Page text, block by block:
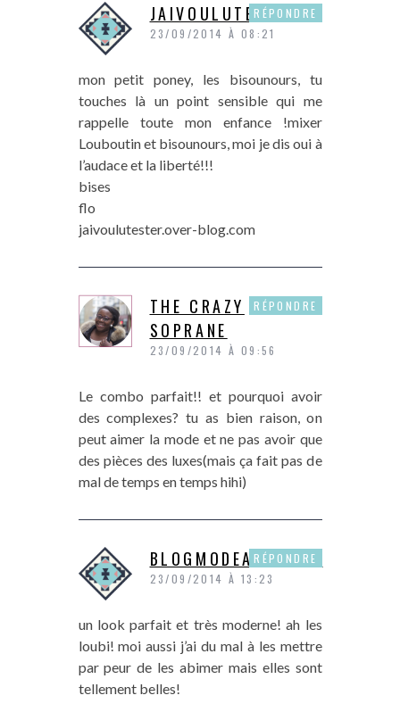
JAIVOULUTESTER
23/09/2014 À 08:21
mon petit poney, les bisounours, tu
touches là un point sensible qui me
rappelle toute mon enfance !mixer
Louboutin et bisounours, moi je dis oui à
l’audace et la liberté!!!
bises
flo
jaivoulutester.over-blog.com
RÉPONDRE
THE CRAZY
SOPRANE
23/09/2014 À 09:56
Le combo parfait!! et pourquoi avoir
des complexes? tu as bien raison, on
peut aimer la mode et ne pas avoir que
des pièces des luxes(mais ça fait pas de
mal de temps en temps hihi)
RÉPONDRE
BLOGMODEANDSHOP
23/09/2014 À 13:23
un look parfait et très moderne! ah les
loubi! moi aussi j’ai du mal à les mettre
par peur de les abimer mais elles sont
tellement belles!
RÉPONDRE